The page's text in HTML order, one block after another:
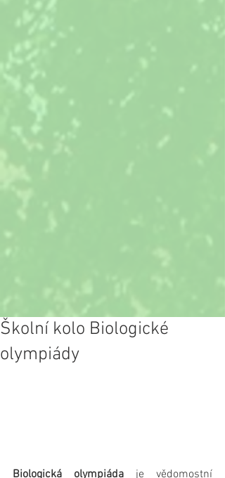
Školní kolo Biologické
olympiády
Biologická olympiáda je vědomostní